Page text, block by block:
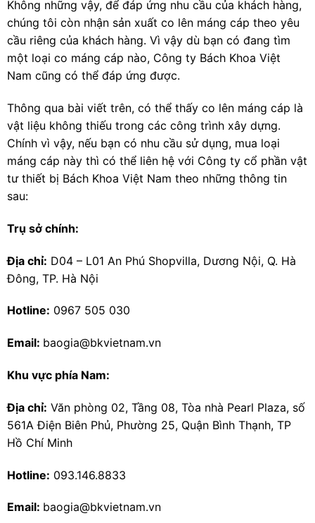
Không những vậy, để đáp ứng nhu cầu của khách hàng,
chúng tôi còn nhận sản xuất co lên máng cáp theo yêu
cầu riêng của khách hàng. Vì vậy dù bạn có đang tìm
một loại co máng cáp nào, Công ty Bách Khoa Việt
Nam cũng có thể đáp ứng được.
Thông qua bài viết trên, có thể thấy co lên máng cáp là
vật liệu không thiếu trong các công trình xây dựng.
Chính vì vậy, nếu bạn có nhu cầu sử dụng, mua loại
máng cáp này thì có thể liên hệ với Công ty cổ phần vật
tư thiết bị Bách Khoa Việt Nam theo những thông tin
sau:
Trụ sở chính:
Địa chỉ: D04 – L01 An Phú Shopvilla, Dương Nội, Q. Hà
Đông, TP. Hà Nội
Hotline: 0967 505 030
Email: baogia@bkvietnam.vn
Khu vực phía Nam:
Địa chỉ: Văn phòng 02, Tầng 08, Tòa nhà Pearl Plaza, số
561A Điện Biên Phủ, Phường 25, Quận Bình Thạnh, TP
Hồ Chí Minh
Hotline: 093.146.8833
Email: baogia@bkvietnam.vn